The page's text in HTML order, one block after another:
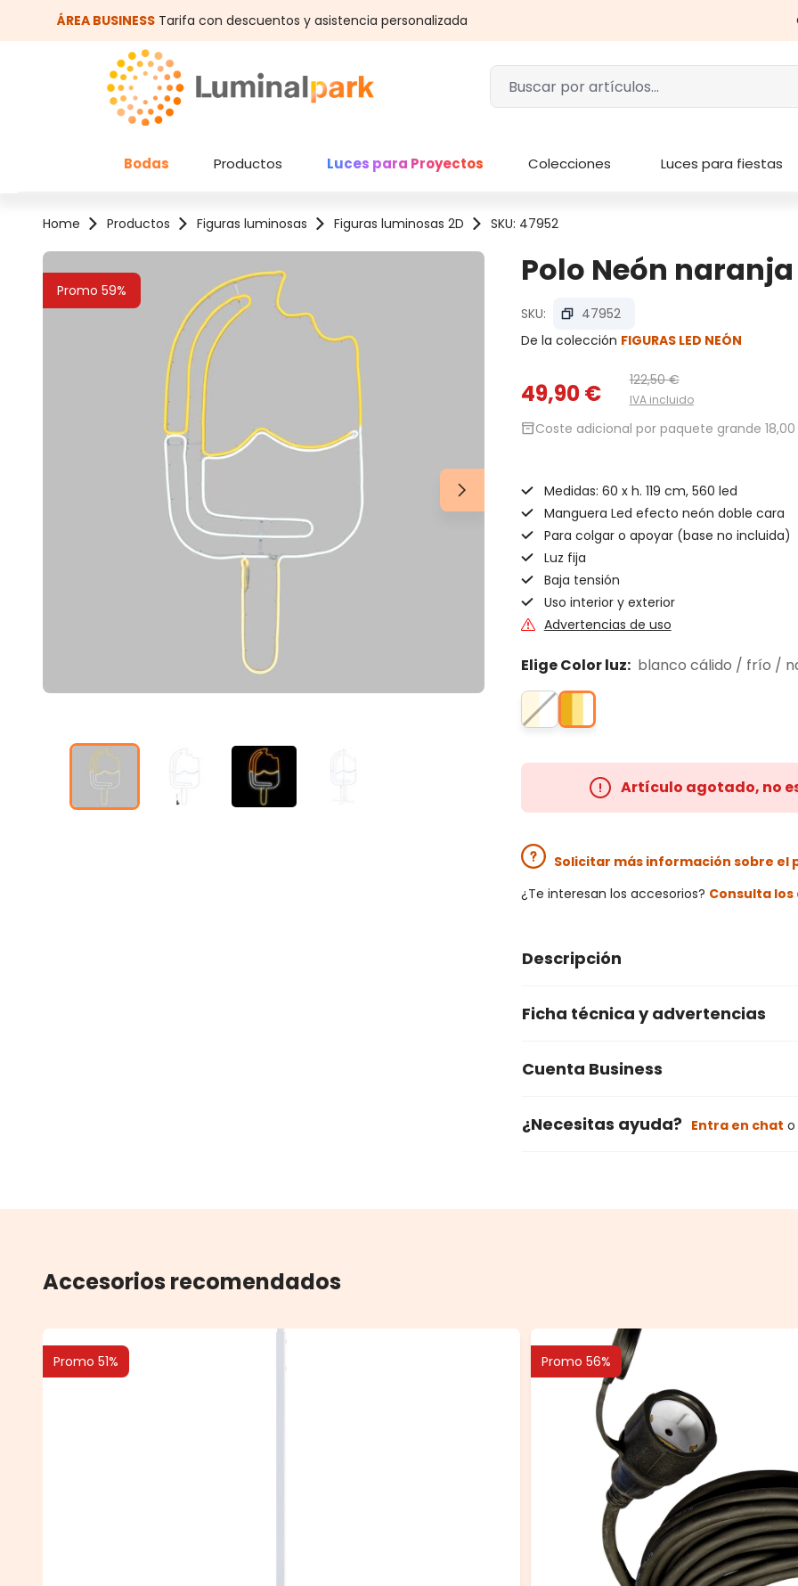
al contenido principal
Saltar a la búsqueda
ÁREA BUSINESS Tarifa con descuentos y asistencia personalizada
Bodas Productos Luces para Proyectos Colecciones Luces para fiestas
Home Productos Figuras luminosas Figuras luminosas 2D SKU: 47952
Promo 59%
Omitir galería de imágenes Polo Neón naranja
SKU:
47952
De la colección FIGURAS LED NEÓN
49,90 € 122,50 €
IVA incluido
inventory_2Coste adicional por paquete grande
Medidas: 60 x h. 119 cm, 560 led
Manguera Led efecto neón doble cara
Para colgar o apoyar (base no incluida)
Luz fija
Baja tensión
Uso interior y exterior
Advertencias de uso
Elige Color luz: blanco cálido / frío /
Artículo agotado, no
Solicitar más información sobre el
¿Te interesan los accesorios? Consulta
Descripción
Ficha técnica y advertencias
Cuenta Business
¿Necesitas ayuda? Entra en chat o
Accesorios recomendados
Promo 51% Promo 56%